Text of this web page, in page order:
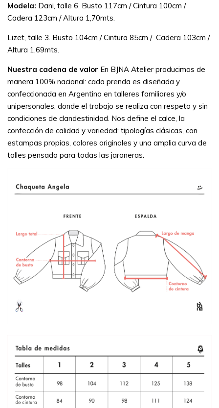
Modela: Dani, talle 6. Busto 117cm / Cintura 100cm /
Cadera 123cm / Altura 1,70mts.
Lizet, talle 3. Busto 104cm / Cintura 85cm / Cadera 103cm /
Altura 1,69mts.
Nuestra cadena de valor En BJNA Atelier producimos de
manera 100% nacional: cada prenda es diseñada y
confeccionada en Argentina en talleres familiares y/o
unipersonales, donde el trabajo se realiza con respeto y sin
condiciones de clandestinidad. Nos define el calce, la
confección de calidad y variedad: tipologías clásicas, con
estampas propias, colores originales y una amplia curva de
talles pensada para todas las jaraneras.